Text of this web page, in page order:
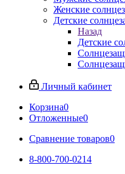
Женские
Детские
Назад
Детские
Личный кабинет
Корзина0
Отложенные0
Сравнение товаров0
8-800-700-0214